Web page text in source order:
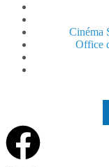
Cinéma
Office